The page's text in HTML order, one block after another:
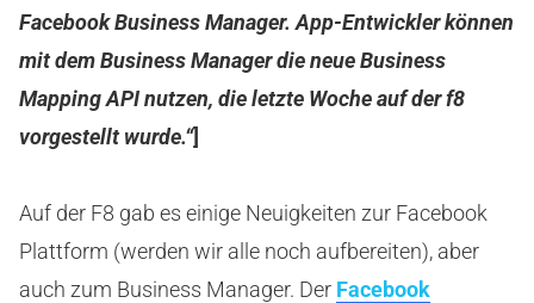
Facebook Business Manager. App-Entwickler können
mit dem Business Manager die neue Business
Mapping API nutzen, die letzte Woche auf der f8
vorgestellt wurde.“]
Auf der F8 gab es einige Neuigkeiten zur Facebook
Plattform (werden wir alle noch aufbereiten), aber
auch zum Business Manager. Der Facebook